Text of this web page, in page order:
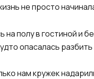
не просто
на полу в гостиной и
опасалась
нам кружек